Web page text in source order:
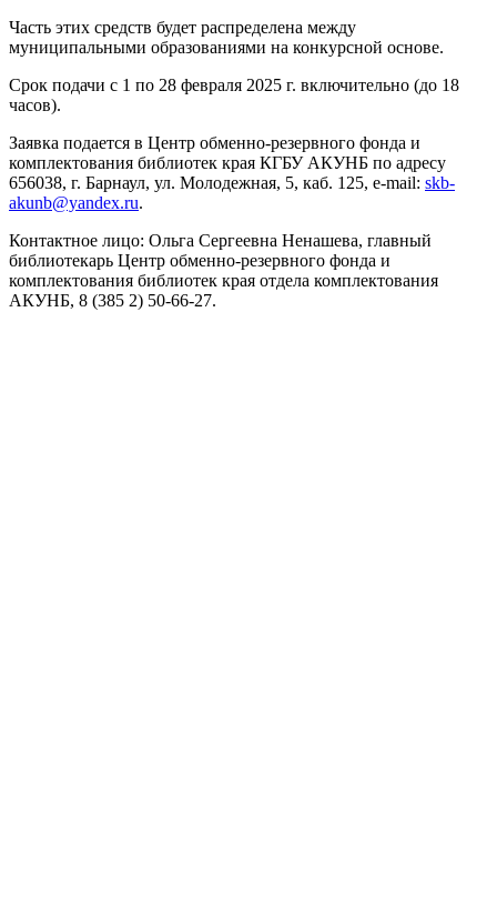
Часть этих средств будет распределена между
муниципальными образованиями на конкурсной основе.
Срок подачи с 1 по 28 февраля 2025 г. включительно (до 18
часов).
Заявка подается в Центр обменно-резервного фонда и
комплектования библиотек края КГБУ АКУНБ по адресу
656038, г. Барнаул, ул. Молодежная, 5, каб. 125, e-mail: skb-
akunb@yandex.ru.
Контактное лицо: Ольга Сергеевна Ненашева, главный
библиотекарь Центр обменно-резервного фонда и
комплектования библиотек края отдела комплектования
АКУНБ, 8 (385 2) 50-66-27.